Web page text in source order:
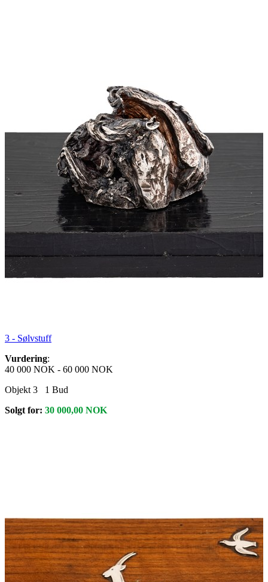
3 - Sølvstuff
Vurdering:
40 000 NOK - 60 000 NOK
Objekt 3
1 Bud
Solgt for: 30 000,00 NOK